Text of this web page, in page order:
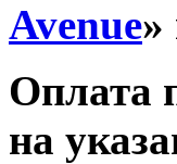
Avenue»
Оплата
на